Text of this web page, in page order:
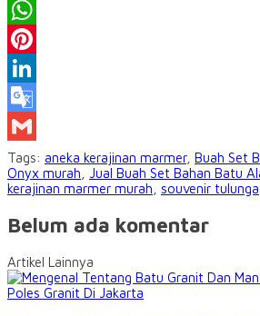
Twitter
WhatsApp
Pinterest
LinkedIn
Google
Translate
Gmail
Tags: aneka kerajinan marmer, Buah Set
Onyx murah
Jual Buah Set Bahan Batu
kerajinan marmer murah souvenir
Belum ada komentar
Artikel Lainnya